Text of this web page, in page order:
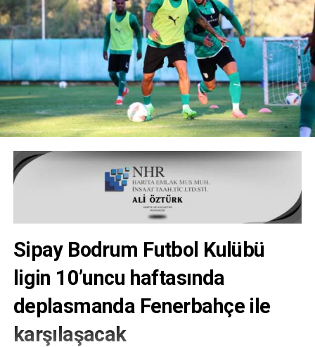
Sipay Bodrum Futbol Kulübü
ligin 10’uncu haftasında
deplasmanda Fenerbahçe ile
karşılaşacak